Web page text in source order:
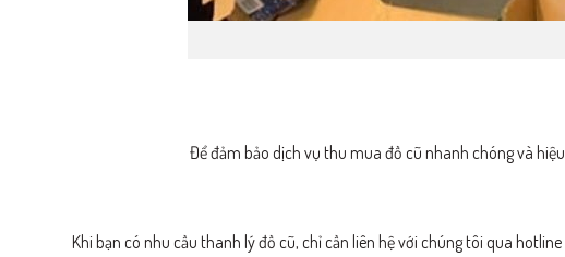
Để đảm bảo dịch vụ thu mua đồ cũ nhanh chóng và
Khi bạn có nhu cầu thanh lý đồ cũ, chỉ cần liên hệ với chúng tôi qua